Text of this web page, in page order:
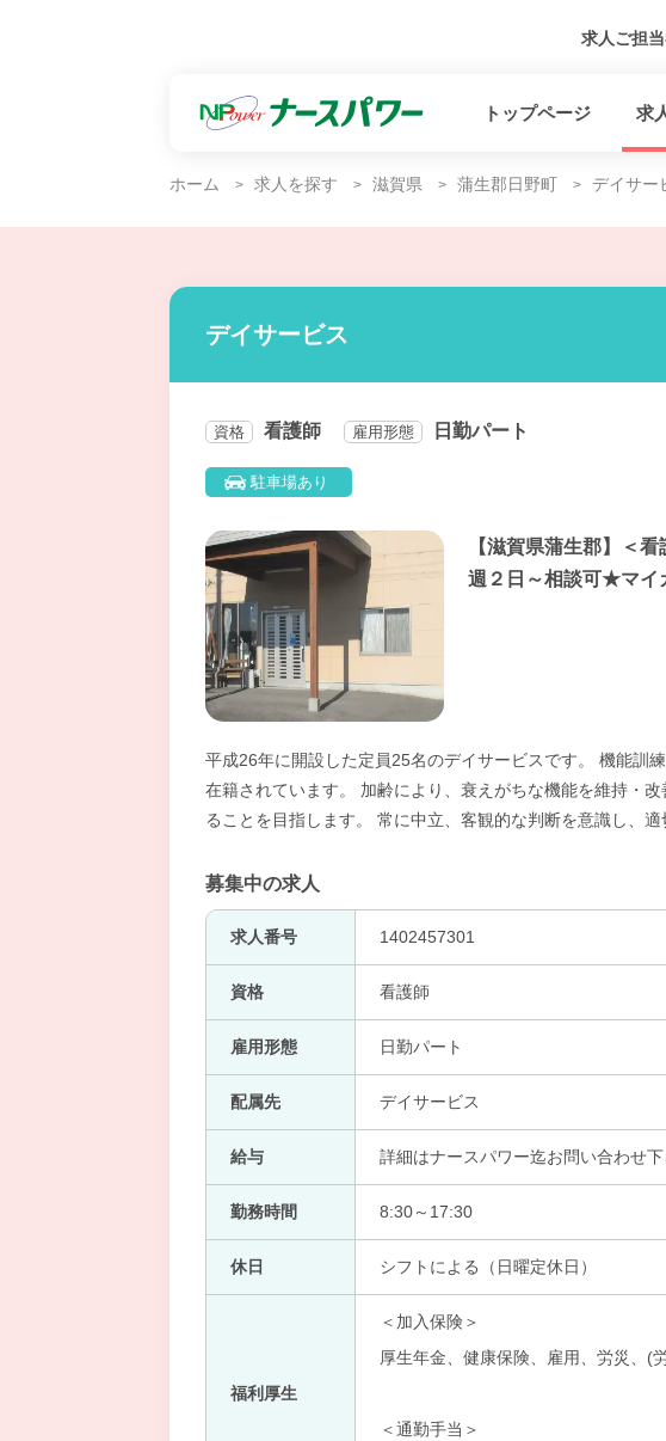
求人ご担
トップページ 求
ホーム 求人を探す 滋賀県 蒲生郡日野町 デイサー
デイサービス
資格 看護師 雇用形態 日勤パート
駐車場あり
【滋賀県蒲生郡】＜
週２日～相談可★マ
平成26年に開設した定員25名のデイサービスです。 機能訓
在籍されています。 加齢により、衰えがちな機能を維持・
ることを目指します。 常に中立、客観的な判断を意識し、適
募集中の求人
求人番号 1402457301
資格 看護師
雇用形態 日勤パート
配属先 デイサービス
給与 詳細はナースパワー迄お問い合わせ
勤務時間 8:30～17:30
休日 シフトによる（日曜定休日）
福利厚生
＜加入保険＞
厚生年金、健康保険、雇用、労災、(
＜通勤手当＞